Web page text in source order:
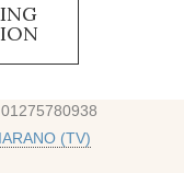
(TV)